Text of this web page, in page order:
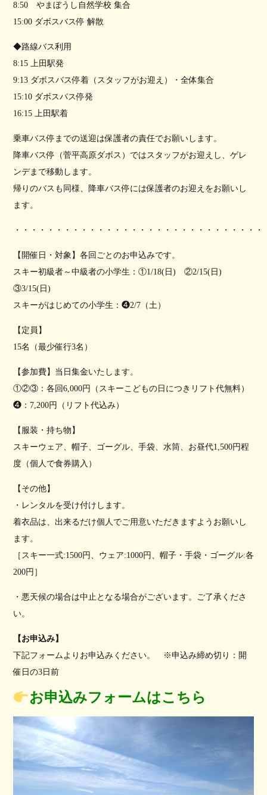
8:50 やまぼうし自然学校 集合
15:00 ダボスバス停 解散
◆路線バス利用
8:15 上田駅発
9:13 ダボスバス停着（スタッフがお迎え）・全体集合
15:10 ダボスバス停発
16:15 上田駅着
乗車バス停までの送迎は保護者の責任でお願いします。
降車バス停（菅平高原ダボス）ではスタッフがお迎えし、ゲレ
ンデまで移動します。
帰りのバスも同様、降車バス停には保護者のお迎えをお願いし
ます。
・・・・・・・・・・・・・・・・・・・・・・・・・・・・・・
【開催日・対象】各回ごとのお申込みです。
スキー初級者～中級者の小学生：①1/18(日) ②2/15(日)
③3/15(日)
スキーがはじめての小学生：❹2/7（土）
【定員】
15名（最少催行3名）
【参加費】当日集金いたします。
①②③：各回6,000円（スキーこどもの日につきリフト代無料）
❹：7,200円（リフト代込み）
【服装・持ち物】
スキーウェア、帽子、ゴーグル、手袋、水筒、お昼代1,500円程
度（個人で食券購入）
【その他】
・レンタルを受け付けします。
着衣品は、出来るだけ個人でご用意いただきますようお願いし
ます。
［スキー一式:1500円、ウェア:1000円、帽子・手袋・ゴーグル:各
200円］
・悪天候の場合は中止となる場合がございます。ご了承くださ
い。
【お申込み】
下記フォームよりお申込みください。 ※申込み締め切り：開
催日の3日前
お申込みフォームはこちら